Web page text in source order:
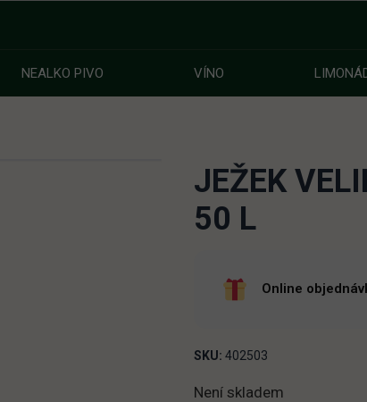
NEALKO PIVO VÍNO
JEŽEK
50 L
Online
SKU: 402503
Není skladem